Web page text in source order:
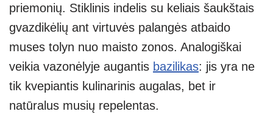
priemonių. Stiklinis indelis su keliais šaukštais
gvazdikėlių ant virtuvės palangės atbaido
muses tolyn nuo maisto zonos. Analogiškai
veikia vazonėlyje augantis bazilikas: jis yra ne
tik kvepiantis kulinarinis augalas, bet ir
natūralus musių repelentas.